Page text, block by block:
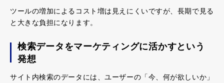
ツールの増加によるコスト増は見えにくいですが、長期で見る
と大きな負担になります。
検索データをマーケティングに活かすという
発想
サイト内検索のデータには、ユーザーの「今、何が欲しいか」